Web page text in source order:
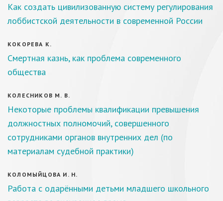
Как создать цивилизованную систему регулирования
лоббистской деятельности в современной России
КОКОРЕВА К.
Смертная казнь, как проблема современного
общества
КОЛЕСНИКОВ М. В.
Некоторые проблемы квалификации превышения
должностных полномочий, совершенного
сотрудниками органов внутренних дел (по
материалам судебной практики)
КОЛОМЫЙЦОВА И. Н.
Работа с одарёнными детьми младшего школьного